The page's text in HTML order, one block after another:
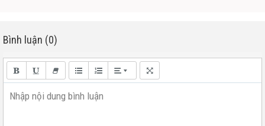
Bình luận (0)
Nhập nội dung bình luận